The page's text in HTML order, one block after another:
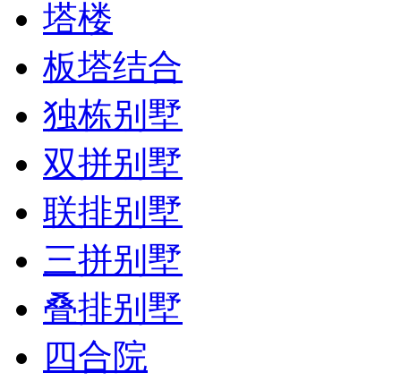
塔楼
板塔结合
独栋别墅
双拼别墅
联排别墅
三拼别墅
叠排别墅
四合院